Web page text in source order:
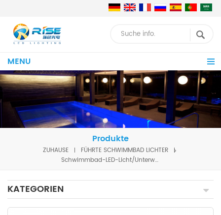
MENU
Produkte
ZUHAUSE
FÜHRTE SCHWIMMBAD LICHTER
Schwimmbad-LED-Licht/Unterwasser-Poolbeleuchtung, wasserdichtes LED-Licht für Schwimmbad
KATEGORIEN